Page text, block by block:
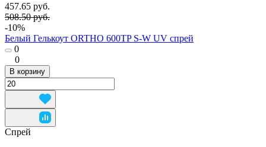
457.65 руб.
508.50 руб.
-10%
Белый Гелькоут ORTHO 600TP S-W UV спрей
0
0
В корзину
Спрей